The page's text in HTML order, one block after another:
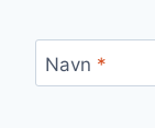
Navn *